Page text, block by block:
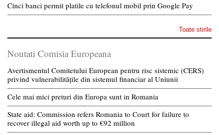
Cinci banci permit platile cu telefonul mobil prin Google Pay
Toate stirile
Noutati Comisia Europeana
Avertismentul Comitetului European pentru risc sistemic (CERS)
privind vulnerabilitățile din sistemul financiar al Uniunii
Cele mai mici preturi din Europa sunt in Romania
State aid: Commission refers Romania to Court for failure to
recover illegal aid worth up to €92 million